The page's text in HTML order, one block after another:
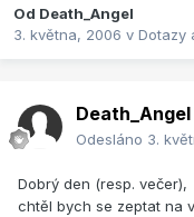
Od Death_Angel
3. května, 2006 v Dotazy
Death_Angel
Odesláno 3.
Dobrý den (resp. večer),
chtěl bych se zeptat na